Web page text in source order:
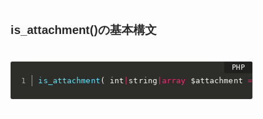
is_attachment()の基本構文
is_attachment ( int string array $attachment =